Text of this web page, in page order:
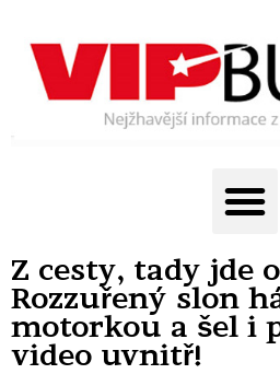
Z cesty, tady jde
Rozzuřený slon
motorkou a šel i
video uvnitř!